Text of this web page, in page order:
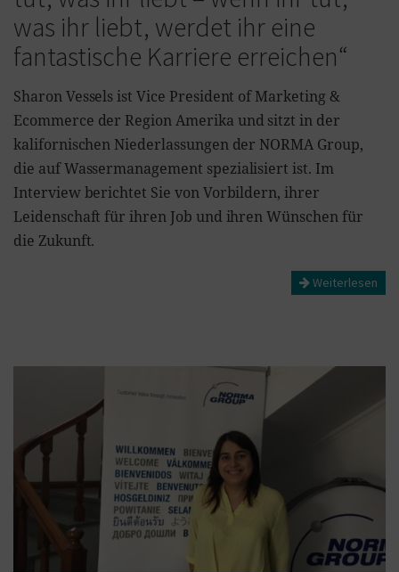
was ihr liebt, werdet ihr eine
fantastische Karriere erreichen“
Sharon Vessels ist Vice President of Marketing &
Ecommerce der Region Amerika und sitzt in der
kalifornischen Niederlassungen der NORMA Group,
die auf Wassermanagement spezialisiert ist. Im
Interview berichtet Sie von Vorbildern, ihrer
Leidenschaft für ihren Job und ihren Wünschen für
die Zukunft.
Weiterlesen